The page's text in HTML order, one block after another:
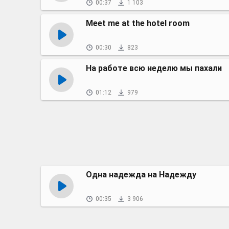
00:37 1 103
Meet me at the hotel room
00:30 823
На работе всю неделю мы пахали
01:12 979
Одна надежда на Надежду
00:35 3 906